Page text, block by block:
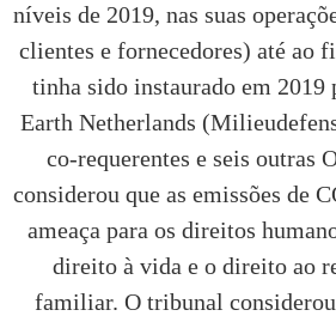
níveis de 2019, nas suas
clientes e fornecedores) até ao
tinha sido instaurado em 2019
Earth Netherlands
co-requerentes e seis outras
considerou que as emissões de
ameaça para os direitos
direito à vida e o direito ao
familiar. O tribunal